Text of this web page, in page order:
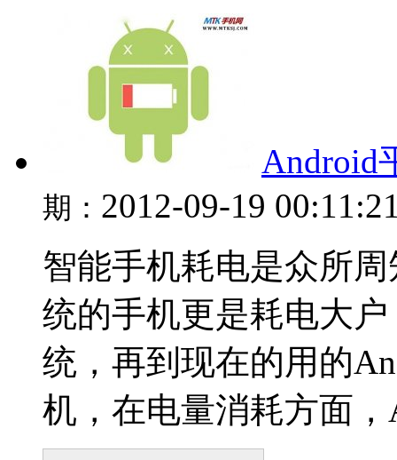
Android
期： 2012-09-19
智能手机耗电是众所
统的手机更是耗电大
统，再到现在的用的
机，在电量消耗方面